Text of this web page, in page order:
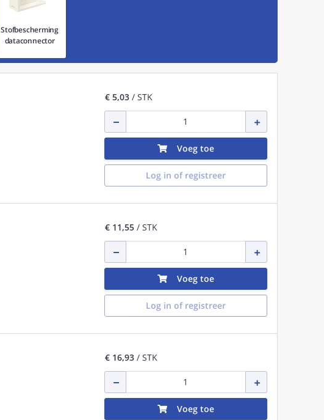
Stofbescherming
dataconnector
€ 5,03/ STK
Voeg toe
Log in of registreer
€ 11,55/ STK
Voeg toe
Log in of registreer
€ 16,93/ STK
Voeg toe